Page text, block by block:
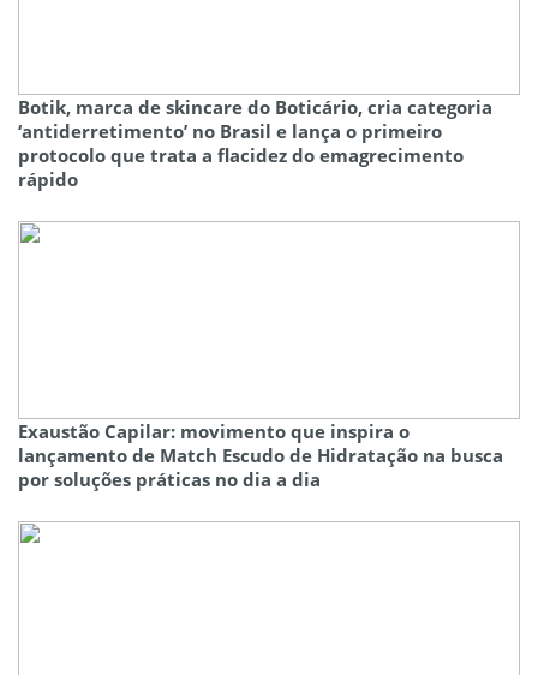
Botik, marca de skincare do Boticário, cria categoria
‘antiderretimento’ no Brasil e lança o primeiro
protocolo que trata a flacidez do emagrecimento
rápido
Exaustão Capilar: movimento que inspira o
lançamento de Match Escudo de Hidratação na busca
por soluções práticas no dia a dia